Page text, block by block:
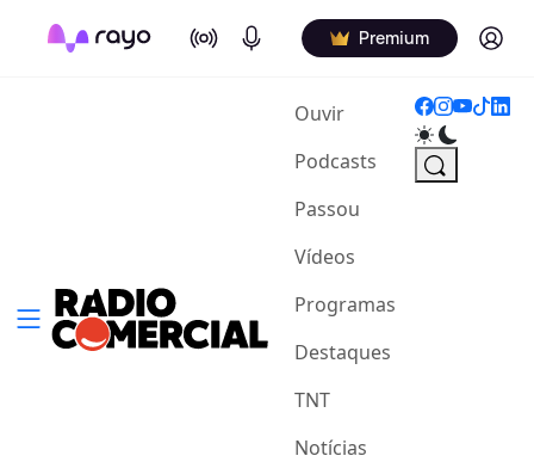
On Air Podcasts Premium Log in
Ouvir(current)
Podcasts
Passou
Vídeos
Programas
Destaques
TNT
Notícias